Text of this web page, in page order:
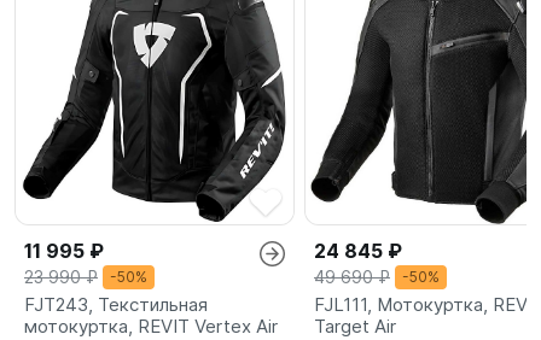
11 995 ₽
23 990 ₽ -50%
FJT243, Текстильная
мотокуртка, REVIT Vertex Air
24 845 ₽
49 690 ₽ -50%
FJL111, Мотокуртка,
Target Air